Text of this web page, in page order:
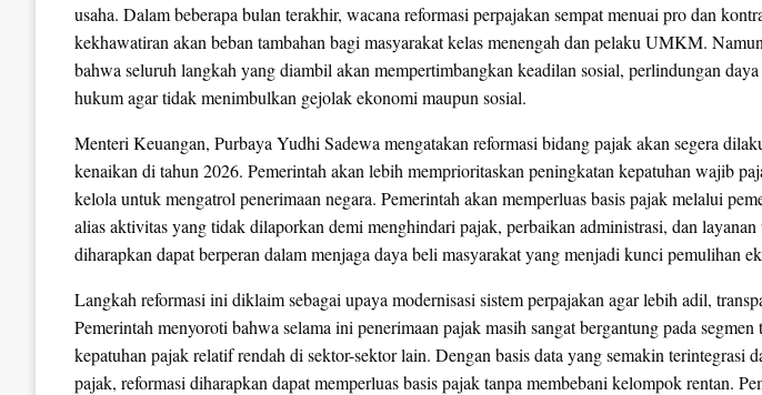
usaha. Dalam beberapa bulan terakhir, wacana reformasi perpajakan sempat menuai pro dan
kekhawatiran akan beban tambahan bagi masyarakat kelas menengah dan pelaku UMKM.
bahwa seluruh langkah yang diambil akan mempertimbangkan keadilan sosial, perlindungan
hukum agar tidak menimbulkan gejolak ekonomi maupun sosial.
Menteri Keuangan, Purbaya Yudhi Sadewa mengatakan reformasi bidang pajak akan segera
kenaikan di tahun 2026. Pemerintah akan lebih memprioritaskan peningkatan kepatuhan wajib
kelola untuk mengatrol penerimaan negara. Pemerintah akan memperluas basis pajak melalui
alias aktivitas yang tidak dilaporkan demi menghindari pajak, perbaikan administrasi, dan
diharapkan dapat berperan dalam menjaga daya beli masyarakat yang menjadi kunci pemulihan
Langkah reformasi ini diklaim sebagai upaya modernisasi sistem perpajakan agar lebih adil,
Pemerintah menyoroti bahwa selama ini penerimaan pajak masih sangat bergantung pada segmen
kepatuhan pajak relatif rendah di sektor-sektor lain. Dengan basis data yang semakin terintegrasi
pajak, reformasi diharapkan dapat memperluas basis pajak tanpa membebani kelompok rentan.